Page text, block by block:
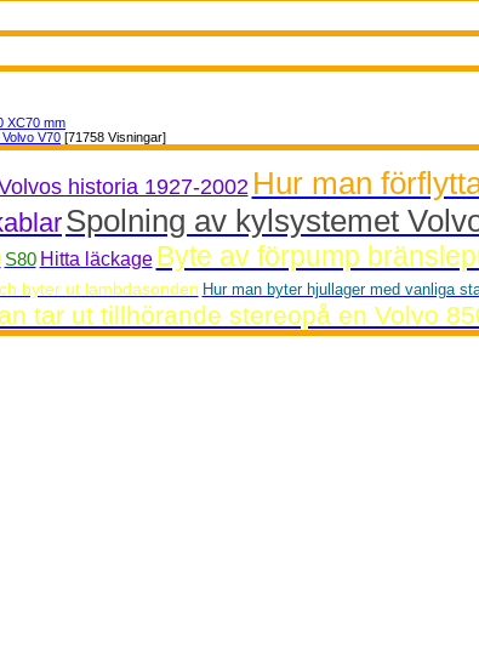
XC70 mm
V70 [71758 Visningar]
historia 1927-2002 Hur man
Spolning av kylsystemet
S80 Hitta läckage Byte av förpump
byter ut lambdasonden Hur man byter hjullager med vanliga
tar ut tillhörande stereopå en Volvo